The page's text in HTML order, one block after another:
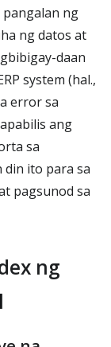
pangalan ng
ng datos at
daan
system (hal.,
error sa
ang
sa
din ito para sa
pagsunod sa
ng